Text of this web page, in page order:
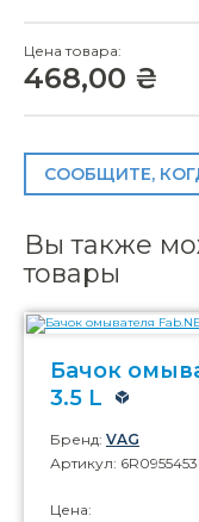
Цена товара:
468,00 ₴
СООБЩИТЕ,
Вы также
товары
Бачок
3.5 L
Бренд: VAG
Артикул:
Цена: